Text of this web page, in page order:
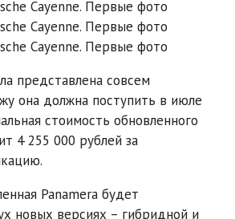
представлена совсем
она должна поступить в июле
стоимость обновленного
4 255 000 рублей за
Panamera будет
новых версиях – гибридной и